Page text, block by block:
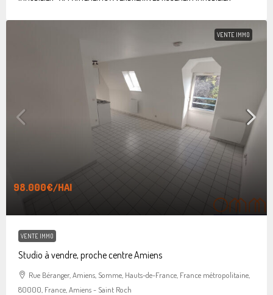
VENTE IMMO
98.000€/HAI
VENTE IMMO
Studio à vendre, proche centre Amiens
Rue Béranger, Amiens, Somme, Hauts-de-France, France métropolitaine,
80000, France, Amiens - Saint Roch